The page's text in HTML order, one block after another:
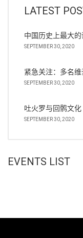
LATEST
中国历史上最大
SEPTEMBER 30, 2020
紧急关注：多名
SEPTEMBER 30, 2020
吐火罗与回鹘文化
SEPTEMBER 30, 2020
EVENTS LIST